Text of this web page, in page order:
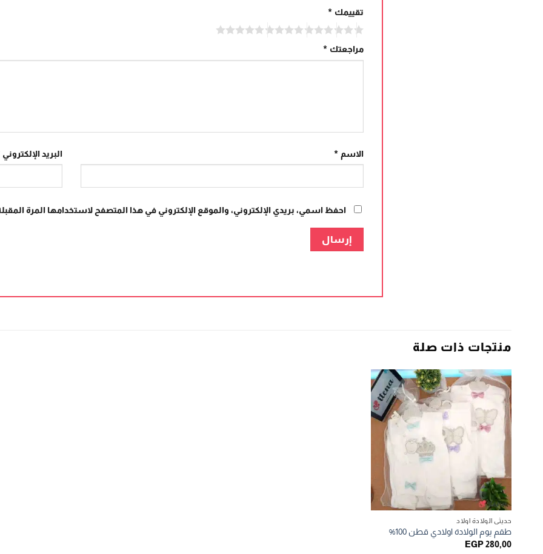
تقييمك *
مراجعتك *
الاسم * البريد الإلكتروني
احفظ اسمي، بريدي الإلكتروني، والموقع الإلكتروني في هذا المتصفح لاستخدامها المرة
منتجات ذات صلة
حديثي الولادة اولاد
طقم يوم الولادة اولادي قطن 100%
EGP280,00